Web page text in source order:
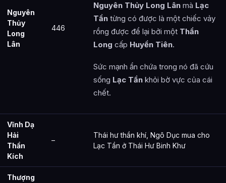
Nguyên
Thủy
Long
Lân
446
Nguyên Thủy Long Lân mà Lạc
Tần từng có được là một chiếc vảy
rồng được để lại bởi một Thần
Long cấp Huyền Tiên.
Sức mạnh ẩn chứa trong nó đã cứu
sống Lạc Tần khỏi bờ vực của cái
chết.
Vĩnh Dạ
Hải
Thần
Kích
–
Thái hư thần khí, Ngô Dục mua cho
Lạc Tần ở Thái Hư Binh Khư
Thượng